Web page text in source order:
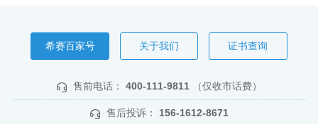
希赛百家号 关于我们 证书查询
售前电话： 400-111-9811 （仅收市话费）
售后投诉： 156-1612-8671